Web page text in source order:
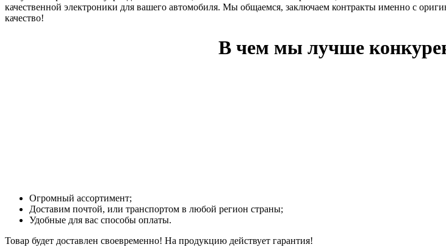
качественной электроники для вашего автомобиля. Мы общаемся, заключаем контракты именно с
качество!
В чем мы лучше
Огромный ассортимент;
Доставим почтой, или транспортом в любой регион страны;
Удобные для вас способы оплаты.
Товар будет доставлен своевременно! На продукцию действует гарантия!